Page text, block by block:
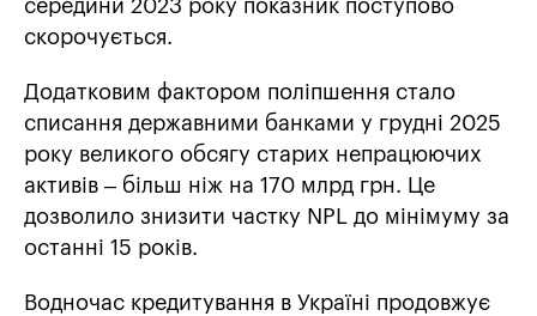
середини 2023 року показник поступово
скорочується.
Додатковим фактором поліпшення стало
списання державними банками у грудні 2025
року великого обсягу старих непрацюючих
активів – більш ніж на 170 млрд грн. Це
дозволило знизити частку NPL до мінімуму за
останні 15 років.
Водночас кредитування в Україні продовжує